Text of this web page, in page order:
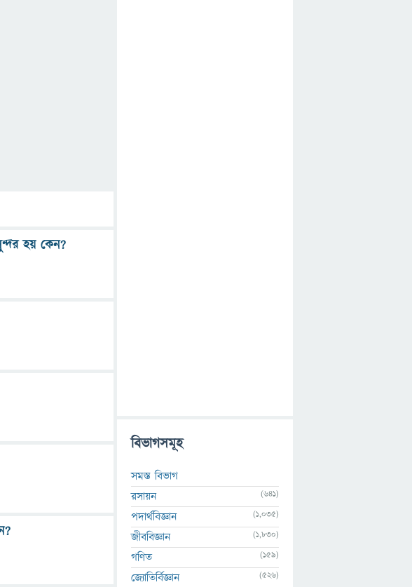
হয় কেন?
বিভাগসমূহ
সমস্ত বিভাগ
রসায়ন
(641)
পদার্থবিজ্ঞান (1,035)
জীববিজ্ঞান (1,830)
গণিত (159)
জ্যোতির্বিজ্ঞান (526)